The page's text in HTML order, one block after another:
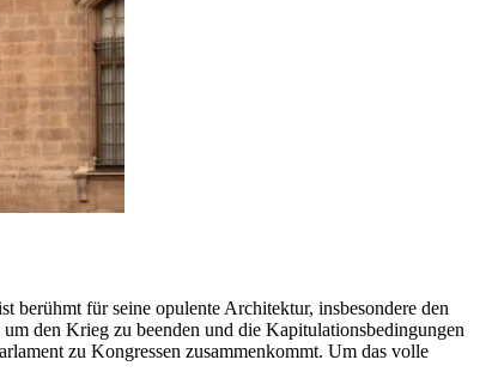
berühmt für seine opulente Architektur, insbesondere den
den Krieg zu beenden und die Kapitulationsbedingungen
zu Kongressen zusammenkommt. Um das volle